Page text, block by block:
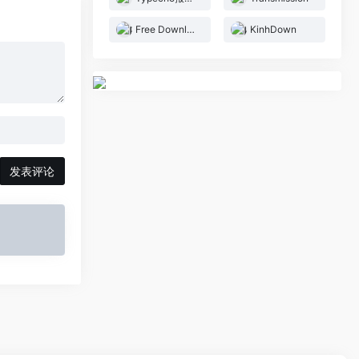
发表评论
Free Download Manager KinhDown